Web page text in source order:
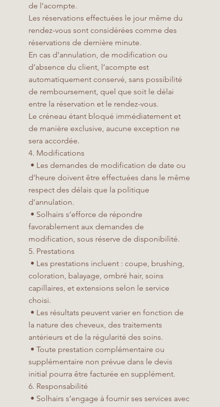
de l’acompte.
Les réservations effectuées le jour même du
rendez-vous sont considérées comme des
réservations de dernière minute.
En cas d’annulation, de modification ou
d’absence du client, l’acompte est
automatiquement conservé, sans possibilité
de remboursement, quel que soit le délai
entre la réservation et le rendez-vous.
Le créneau étant bloqué immédiatement et
de manière exclusive, aucune exception ne
sera accordée.
4. Modifications
• Les demandes de modification de date ou
d’heure doivent être effectuées dans le même
respect des délais que la politique
d’annulation.
• Solhairs s’efforce de répondre
favorablement aux demandes de
modification, sous réserve de disponibilité.
5. Prestations
• Les prestations incluent : coupe, brushing,
coloration, balayage, ombré hair, soins
capillaires, et extensions selon le service
choisi.
• Les résultats peuvent varier en fonction de
la nature des cheveux, des traitements
antérieurs et de la régularité des soins.
• Toute prestation complémentaire ou
supplémentaire non prévue dans le devis
initial pourra être facturée en supplément.
6. Responsabilité
• Solhairs s’engage à fournir ses services avec